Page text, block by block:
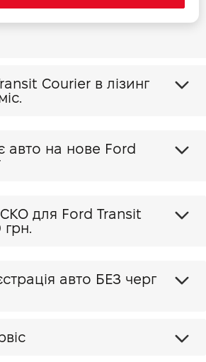
Courier в лізинг
на нове Ford
Transit
грн.
авто БЕЗ черг